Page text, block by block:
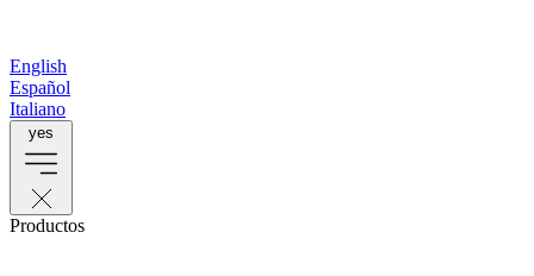
English
Español
Italiano
yes
Productos